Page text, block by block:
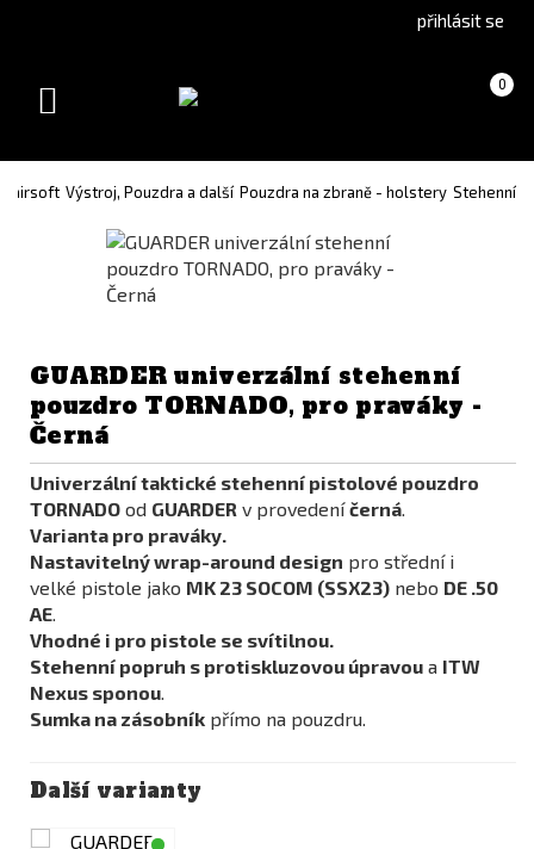
version(Slovak)
přihlásit se
Košík 0
(prázdný)
Toggle
airsoft Výstroj, Pouzdra a další Pouzdra na zbraně - holstery Stehenní
GUARDER univerzální stehenní
pouzdro TORNADO, pro praváky -
Černá
Univerzální taktické stehenní pistolové pouzdro
TORNADO od GUARDER v provedeníčerná.
Varianta pro praváky.
Nastavitelný wrap-around design pro střední i
velké pistole jako MK 23 SOCOM (SSX23) nebo DE .50
AE.
Vhodné i pro pistole se svítilnou.
Stehenní popruh s protiskluzovou úpravou a ITW
Nexus sponou.
Sumka na zásobník přímo na pouzdru.
Další varianty